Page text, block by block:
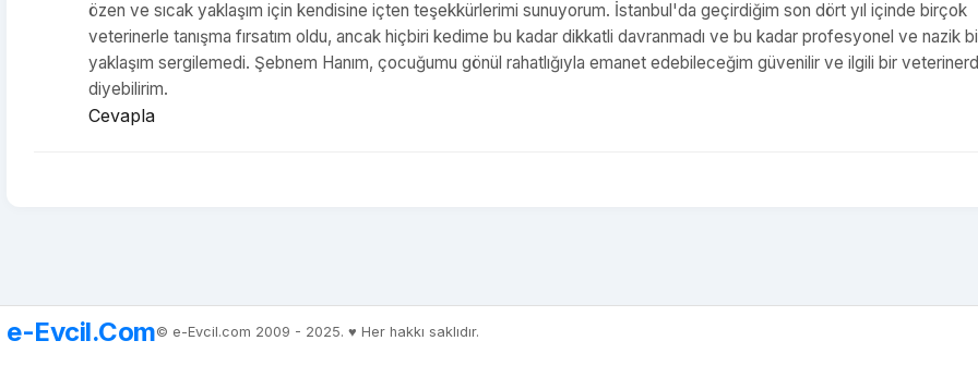
özen ve sıcak yaklaşım için kendisine içten teşekkürlerimi sunuyorum. İstanbul'da geçirdiğim son dört yıl içinde birçok
veterinerle tanışma fırsatım oldu, ancak hiçbiri kedime bu kadar dikkatli davranmadı ve bu kadar profesyonel ve nazik
yaklaşım sergilemedi. Şebnem Hanım, çocuğumu gönül rahatlığıyla emanet edebileceğim güvenilir ve ilgili bir
diyebilirim.
Cevapla
e-Evcil.Com© e-Evcil.com 2009 - 2025. ♥️ Her hakkı saklıdır.